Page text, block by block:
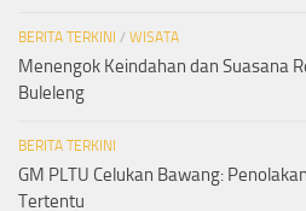
BERITA TERKINI / WISATA
Menengok Keindahan dan Suasana
Buleleng
BERITA TERKINI
GM PLTU Celukan Bawang:
Tertentu